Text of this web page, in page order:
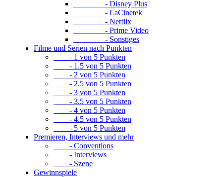
- Disney Plus
- LaCinetek
- Netflix
- Prime Video
- Sonstiges
Filme und Serien nach Punkten
- 1 von 5 Punkten
- 1.5 von 5 Punkten
- 2 von 5 Punkten
- 2.5 von 5 Punkten
- 3 von 5 Punkten
- 3.5 von 5 Punkten
- 4 von 5 Punkten
- 4.5 von 5 Punkten
- 5 von 5 Punkten
Premieren, Interviews und mehr
- Conventions
- Interviews
- Szene
Gewinnspiele